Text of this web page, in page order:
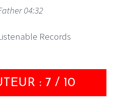
04:32
Records
: 7 / 10